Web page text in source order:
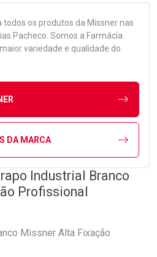
todos os produtos da Missnernas
Pacheco. Somos a Farmácia
variedade e qualidade do
DA MARCA
Industrial Branco
Profissional
Missner Alta Fixação